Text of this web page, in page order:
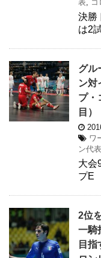
表,
決勝
は2
グル
ン対
プ・
目）
ワ
ン代表
大会
プE
2位
一騎
目